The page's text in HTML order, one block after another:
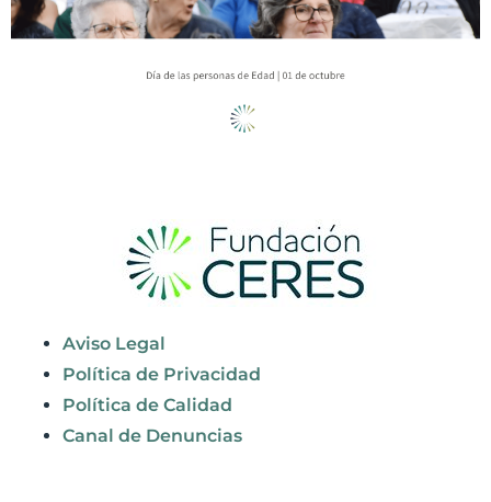
Aviso Legal
Política de Privacidad
Política de Calidad
Canal de Denuncias